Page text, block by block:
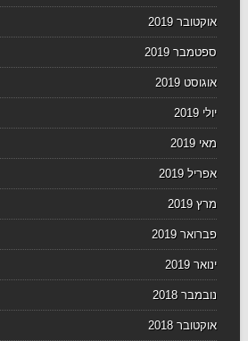
אוקטובר 2019
ספטמבר 2019
אוגוסט 2019
יולי 2019
מאי 2019
אפריל 2019
מרץ 2019
פברואר 2019
ינואר 2019
נובמבר 2018
אוקטובר 2018